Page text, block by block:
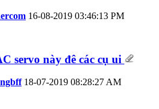
16-08-2019 03:46:13 PM
servo này đê các cụ ui
18-07-2019 08:28:27 AM